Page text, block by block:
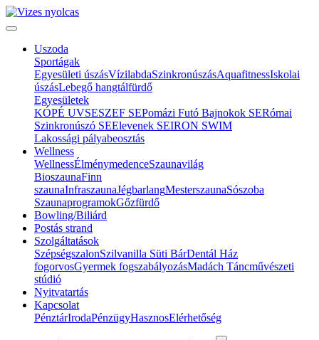
Uszoda
Sportágak
Egyesületi úszásVízilabdaSzinkronúszásAquafitnessIskolai
úszásLebegő hangtálfürdő
Egyesületek
KÓPÉ UVSESZEF SEPomázi Futó Bajnokok SERómai
Szinkronúszó SEElevenek SEIRON SWIM
Lakossági pályabeosztás
Wellness
WellnessÉlménymedenceSzaunavilág
BioszaunaFinn
szaunaInfraszaunaJégbarlangMesterszaunaSószoba
SzaunaprogramokGőzfürdő
Bowling/Biliárd
Postás strand
Szolgáltatások
SzépségszalonSzilvanilla Süti BárDentál Ház
fogorvosGyermek fogszabályozásMadách Táncművészeti
stúdió
Nyitvatartás
Kapcsolat
PénztárIrodaPénzügyHasznosElérhetőség